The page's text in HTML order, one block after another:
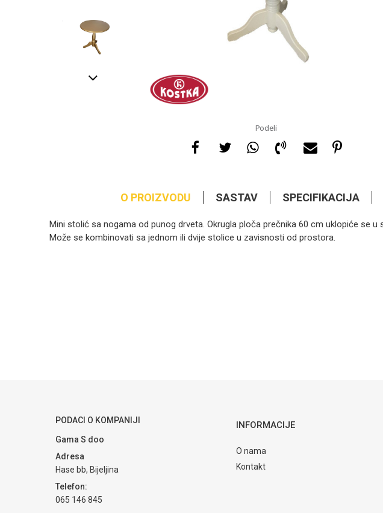
Podeli
O PROIZVODU SASTAV SPECIFIKACIJA
Mini stolić sa nogama od punog drveta. Okrugla ploča prečnika 60 cm uklopiće se u
Može se kombinovati sa jednom ili dvije stolice u zavisnosti od prostora.
PODACI O KOMPANIJI
Gama S doo
Adresa
Hase bb, Bijeljina
Telefon:
065 146 845
INFORMACIJE
O nama
Kontakt